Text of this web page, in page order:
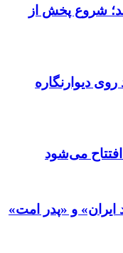
شروع پخش از
دیوارنگاره
می‌شود
و «پدر امت»